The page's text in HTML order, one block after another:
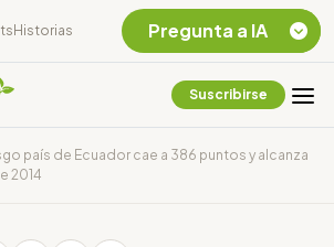
Historias
Suscribirse
país de Ecuador cae a 386 puntos y alcanza
2014
Pregunta a IA
Chevron Ecuador